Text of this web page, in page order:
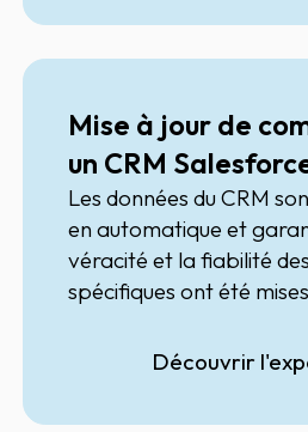
Mise à jour de
un CRM
Les données du CRM
en automatique et
véracité et la fiabilité
spécifiques ont été
financières, liens
approche comptes clés
Découvrir